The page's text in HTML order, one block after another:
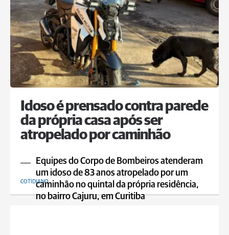
Idoso é prensado contra parede
da própria casa após ser
atropelado por caminhão
Equipes do Corpo de Bombeiros atenderam
um idoso de 83 anos atropelado por um
caminhão no quintal da própria residência,
no bairro Cajuru, em Curitiba
COTIDIANO